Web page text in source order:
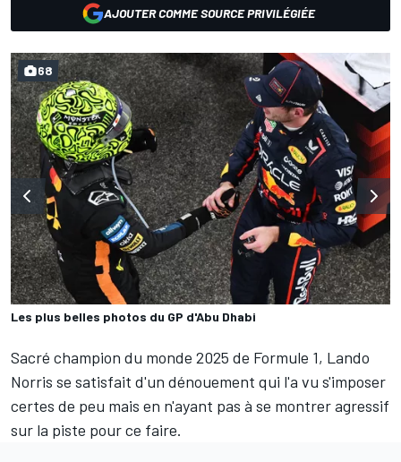
AJOUTER COMME SOURCE PRIVILÉGIÉE
Les plus belles photos du GP d'Abu Dhabi
68
Sacré champion du monde 2025 de Formule 1, Lando
Norris se satisfait d'un dénouement qui l'a vu s'imposer
certes de peu mais en n'ayant pas à se montrer agressif
sur la piste pour ce faire.